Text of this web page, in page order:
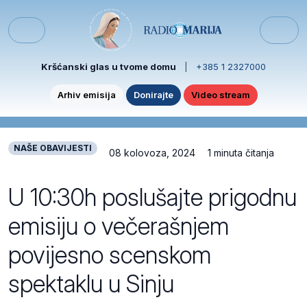
Menu
Kršćanski glas u tvome domu +385 1 2327000
Arhiv emisija Donirajte Video stream
NAŠE OBAVIJESTI 08 kolovoza, 2024 1 minuta čitanja
U 10:30h poslušajte prigodnu
emisiju o večerašnjem
povijesno scenskom
spektaklu u Sinju